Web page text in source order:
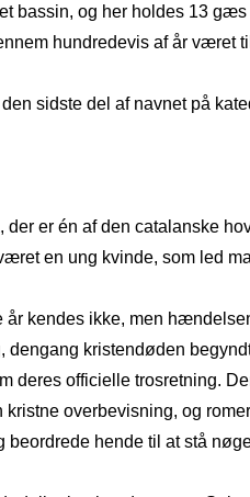
bassin, og her holdes 13
hundredevis af år været
sidste del af navnet på
er én af den catalanske
en ung kvinde, som led
kendes ikke, men
dengang kristendøden
deres officielle trosretning.
overbevisning, og
hende til at stå